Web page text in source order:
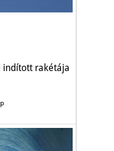
indított rakétája